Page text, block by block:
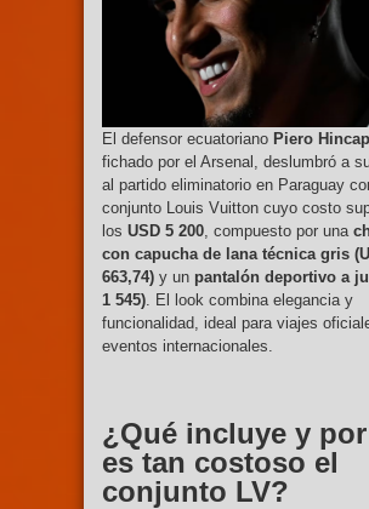
El defensor ecuatoriano Piero
fichado por el Arsenal, deslumbró a
al partido eliminatorio en Paraguay
conjunto Louis Vuitton cuyo costo
los USD 5 200 , compuesto por una
con capucha de lana técnica gris
663,74) y un pantalón deportivo a
1 545) . El look combina elegancia y
funcionalidad, ideal para viajes
eventos internacionales.
¿Qué incluye y
es tan costoso el
conjunto LV?